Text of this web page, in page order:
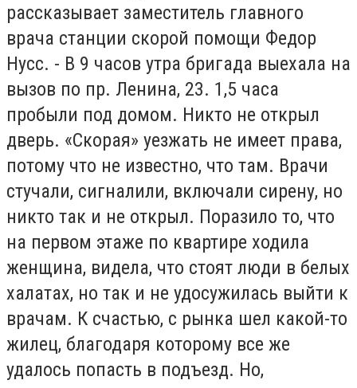
рассказывает заместитель главного
врача станции скорой помощи Федор
Нусс. - В 9 часов утра бригада выехала на
вызов по пр. Ленина, 23. 1,5 часа
пробыли под домом. Никто не открыл
дверь. «Скорая» уезжать не имеет права,
потому что не известно, что там. Врачи
стучали, сигналили, включали сирену, но
никто так и не открыл. Поразило то, что
на первом этаже по квартире ходила
женщина, видела, что стоят люди в белых
халатах, но так и не удосужилась выйти к
врачам. К счастью, с рынка шел какой-то
жилец, благодаря которому все же
удалось попасть в подъезд. Но,